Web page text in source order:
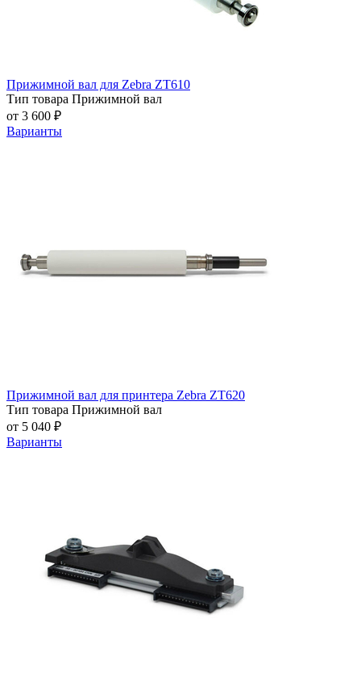
Прижимной вал для Zebra ZT610
Тип товара Прижимной вал
от 3 600 ₽
Варианты
Прижимной вал для принтера Zebra ZT620
Тип товара Прижимной вал
от 5 040 ₽
Варианты